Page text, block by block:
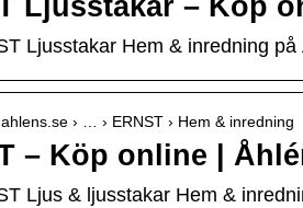
Ljusstakar – Köp
Ljusstakar Hem & inredning
› … › ERNST › Hem & inredning
– Köp online |
Ljus & ljusstakar Hem &